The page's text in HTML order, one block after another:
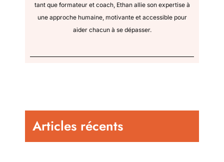
tant que formateur et coach, Ethan allie son expertise à
une approche humaine, motivante et accessible pour
aider chacun à se dépasser.
Articles récents